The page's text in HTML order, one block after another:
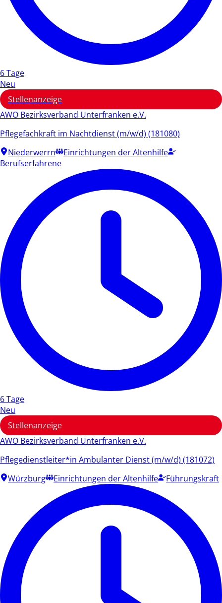
6 Tage
Neu
Stellenanzeige
AWO Bezirksverband Unterfranken e.V.
Pflegefachkraft im Nachtdienst (m/w/d) (181080)
Niederwerrn
Einrichtungen der Altenhilfe
Berufserfahrene
6 Tage
Neu
Stellenanzeige
AWO Bezirksverband Unterfranken e.V.
Pflegedienstleiter*in Ambulanter Dienst (m/w/d) (181072)
Würzburg
Einrichtungen der Altenhilfe Führungskraft